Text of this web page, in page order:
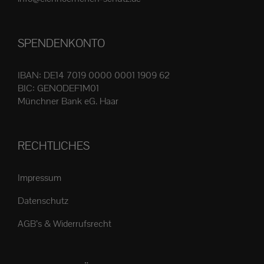
werden
SPENDENKONTO
IBAN: DE14 7019 0000 0001 1909 62
BIC: GENODEF1M01
Münchner Bank eG. Haar
RECHTLICHES
Impressum
Datenschutz
AGB’s & Widerrufsrecht